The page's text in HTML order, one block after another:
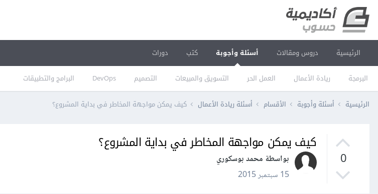
الرئيسية دروس ومقالات أسئلة وأجوبة
البرمجة ريادة الأعمال العمل الحر التسويق والمبيعات التصميم DevOps البرامج والتطبيقات
كتب دورات
الرئيسية أسئلة وأجوبة الأقسام أسئلة ريادة الأعمال كيف يمكن مواجهة المخاطر في بداية المشروع؟
0
كيف يمكن مواجهة المخاطر في بداية المشروع؟
بواسطة محمد بوسكوري
15 سبتمبر 2015